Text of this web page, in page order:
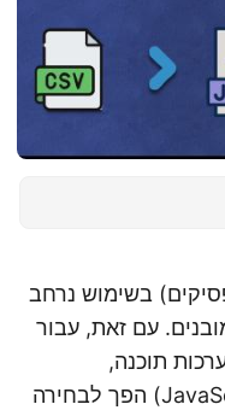
בשימוש נרחב
עם זאת, עבור
(סימון אובייקטים של JavaScript) הפך לבחירה